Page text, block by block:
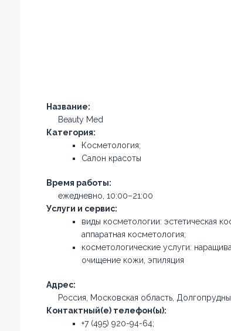
Название:
Beauty Med
Категория:
Косметология;
Салон красоты
Время работы:
ежедневно, 10:00–21:00
Услуги и сервис:
виды косметологии: эстетическая
аппаратная косметология;
косметологические услуги:
очищение кожи, эпиляция
Адрес:
Россия, Московская область,
Контактный(е) телефон(ы):
+7 (495) 920-94-64;